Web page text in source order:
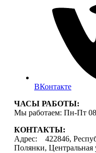
ВКонтакте
ЧАСЫ РАБОТЫ:
Мы работаем: Пн-Пт
КОНТАКТЫ:
Адрес: 422846,
Полянки, Центральная